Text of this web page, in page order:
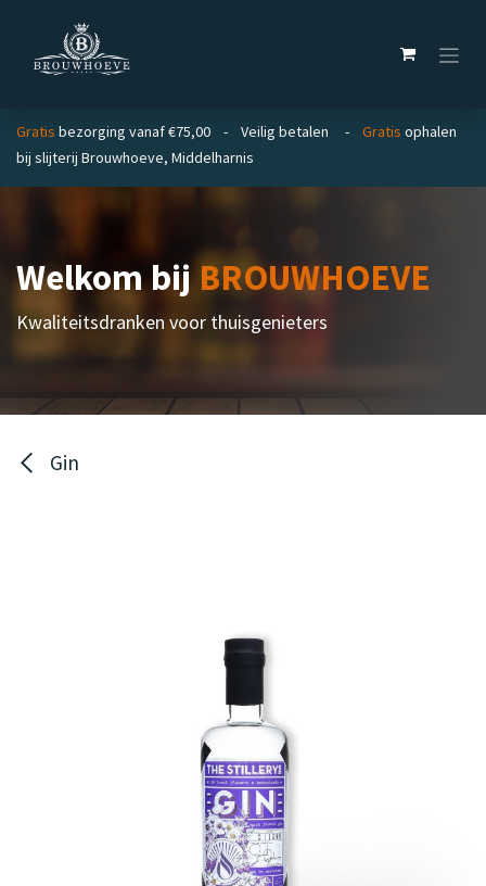
Gratis bezorging vanaf €75,00 - Veilig betalen - Gratis ophalen
bij slijterij Brouwhoeve, Middelharnis
Welkom bijBROUWHOEVE
Kwaliteitsdranken voor thuisgenieters
Gin